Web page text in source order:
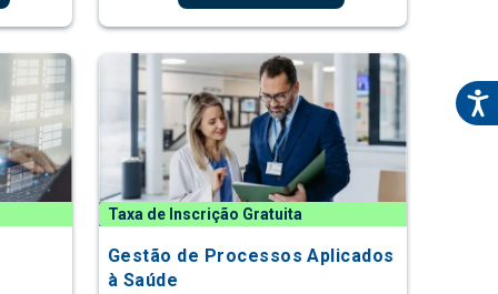
Taxa de Inscrição Gratuita
Gestão de Processos Aplicados
à Saúde